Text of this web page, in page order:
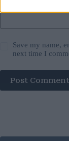
Save my name,
next time I
Post Comment